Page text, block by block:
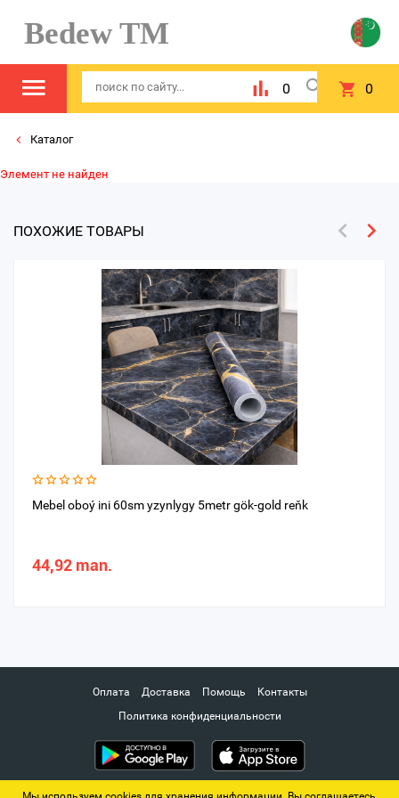
Bedew TM
0 0
Каталог
Элемент не найден
ПОХОЖИЕ ТОВАРЫ
Mebel oboý ini 60sm yzynlygy 5metr gök-gold reňk
44,92 man.
Оплата Доставка Помощь
Контакты
Политика конфиденциальности